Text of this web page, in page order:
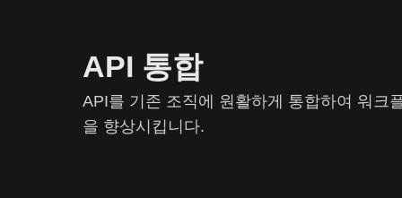
API 통합
API를 기존 조직에 원활하게 통합하여 워크
을 향상시킵니다.